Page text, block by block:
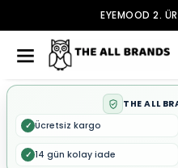
EYEMOOD 2.
THE ALL
✓ Ücretsiz kargo
✓ 14 gün kolay iade